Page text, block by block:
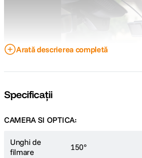
Alerta instantanee – notificari in timp real
Atunci cand masina este parcata, camera
coliziune sau activitate suspecta si trimite
Arată descrierea completă
Specificații
CAMERA SI OPTICA:
Unghi de
filmare
150°